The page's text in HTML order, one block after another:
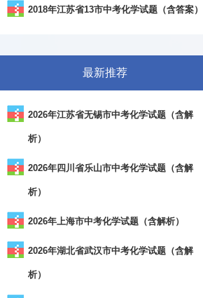
2018年江苏省13市中考化学试题（含答案）
最新推荐
2026年江苏省无锡市中考化学试题（含解
析）
2026年四川省乐山市中考化学试题（含解
析）
2026年上海市中考化学试题（含解析）
2026年湖北省武汉市中考化学试题（含解
析）